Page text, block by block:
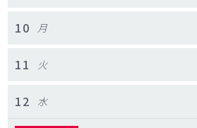
10 月
11 火
12 水